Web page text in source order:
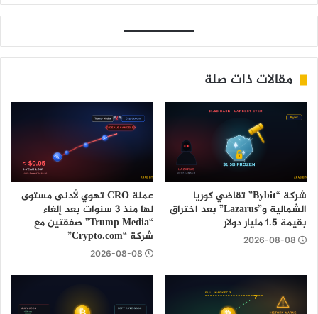
مقالات ذات صلة
شركة “Bybit” تقاضي كوريا
الشمالية و”Lazarus” بعد اختراق
بقيمة 1.5 مليار دولار
2026-08-08
عملة CRO تهوي لأدنى مستوى
لها منذ 3 سنوات بعد إلغاء
“Trump Media” صفقتين مع
شركة “Crypto.com”
2026-08-08